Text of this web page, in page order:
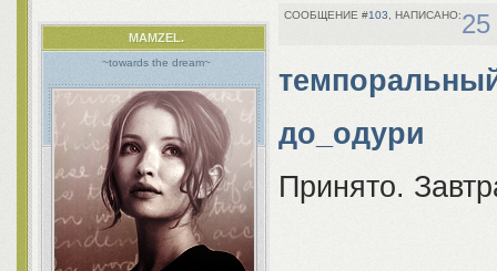
103
MAMZEL.
~towards the dream~
до_одури
Принято.